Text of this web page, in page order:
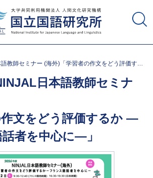
教師セミナー (海外)「学習者の作文をどう評価する
日本語教師セミナ
作文をどう評価するか ―
者を中心に―」